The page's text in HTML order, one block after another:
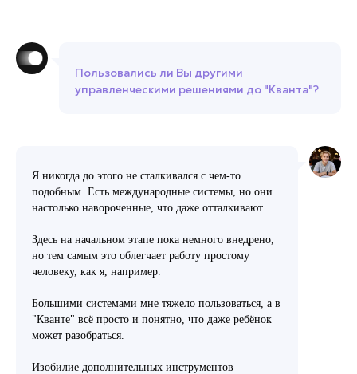
Пользовались ли Вы другими
управленческими решениями до "Кванта"?
Я никогда до этого не сталкивался с чем-то
подобным. Есть международные системы, но они
настолько навороченные, что даже отталкивают.
Здесь на начальном этапе пока немного внедрено,
но тем самым это облегчает работу простому
человеку, как я, например.
Большими системами мне тяжело пользоваться, а в
"Кванте" всё просто и понятно, что даже ребёнок
может разобраться.
Изобилие дополнительных инструментов